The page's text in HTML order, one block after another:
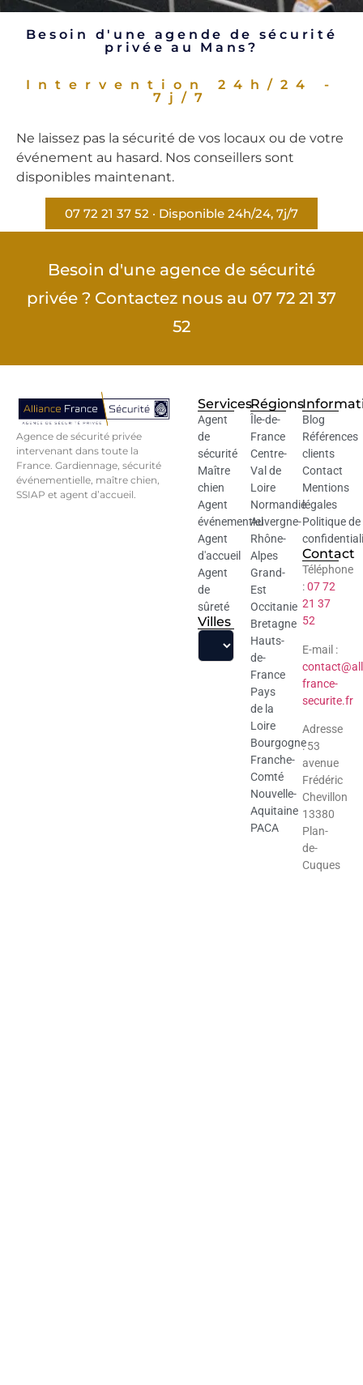
Besoin d'une agende de sécurité
privée au Mans?
Intervention 24h/24 -
7j/7
Ne laissez pas la sécurité de vos locaux ou de votre
événement au hasard. Nos conseillers sont
disponibles maintenant.
07 72 21 37 52 · Disponible 24h/24, 7j/7
Besoin d'une agence de sécurité
privée ? Contactez nous au 07 72 21 37
52
Agence de sécurité privée
intervenant dans toute la
France. Gardiennage, sécurité
événementielle, maître chien,
SSIAP et agent d’accueil.
Services
Agent
de
sécurité
Maître
chien
Agent
événementiel
Agent
d'accueil
Agent
de
sûreté
Villes
Régions
Île-de-
France
Centre-
Val de
Loire
Normandie
Auvergne-
Rhône-
Alpes
Grand-
Est
Occitanie
Bretagne
Hauts-
de-
France
Pays
de la
Loire
Bourgogne
Franche-
Comté
Nouvelle-
Aquitaine
PACA
Blog
Références
clients
Contact
Mentions
légales
Politique de
Contact
Téléphone
:07 72
21 37
52
E-mail :
france-
securite.fr
Adresse
: 53
avenue
Frédéric
Chevillon
13380
Plan-
de-
Cuques